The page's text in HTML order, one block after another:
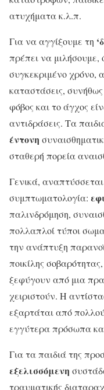
ατυχήματα κ.λ.π.
Για να αγγίξουμε τη
πρέπει να μιλήσουμε,
συγκεκριμένο χρόνο,
καταστάσεις,
φόβος και το άγχος
αντιδράσεις. Τα
έντονη
σταθερή πορεία
Γενικά,
συμπτωματολογία:
παλινδρόμηση,
πολλαπλοί τύποι
την ανάπτυξη
ποικίλης
ξεφύγουν από μια
χειριστούν. Η
εξαρτάται από
εγγύτερα πρόσωπα
Για τα παιδιά της
εξελισσόμενη
τραυματικής